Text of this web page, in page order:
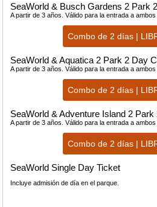
SeaWorld & Busch Gardens 2 Park
A partir de 3 años. Válido para la entrada a ambos
Combo de 2 días |
SeaWorld & Aquatica 2 Park 2 Day
A partir de 3 años. Válido para la entrada a ambos
Combo de 2 días |
SeaWorld & Adventure Island 2
A partir de 3 años. Válido para la entrada a ambos
Combo de 2 días |
SeaWorld Single Day Ticket
Incluye admisión de día en el parque.